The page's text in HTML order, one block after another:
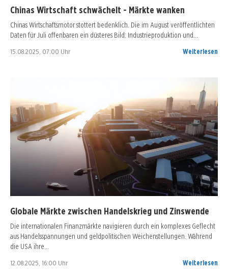
Chinas Wirtschaft schwächelt - Märkte wanken
Chinas Wirtschaftsmotor stottert bedenklich. Die im August veröffentlichten
Daten für Juli offenbaren ein düsteres Bild: Industrieproduktion und…
15.08.2025, 07:00 Uhr Weiterlesen
Globale Märkte zwischen Handelskrieg und Zinswende
Die internationalen Finanzmärkte navigieren durch ein komplexes Geflecht
aus Handelsspannungen und geldpolitischen Weichenstellungen. Während
die USA ihre…
12.08.2025, 16:00 Uhr Weiterlesen